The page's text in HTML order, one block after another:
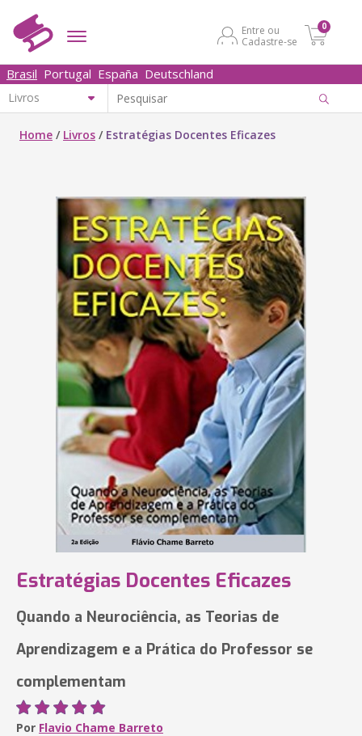
Entre ou
Cadastre-se
0
Brasil Portugal España Deutschland
Home / Livros / Estratégias Docentes Eficazes
Estratégias Docentes Eficazes
Quando a Neurociência, as Teorias de
Aprendizagem e a Prática do Professor se
complementam
Por Flavio Chame Barreto